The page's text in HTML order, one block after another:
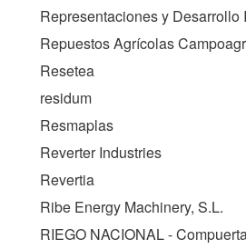
Representaciones y Desarrollo
Repuestos Agrícolas
Resetea
residum
Resmaplas
Reverter Industries
Revertia
Ribe Energy Machinery, S.L.
RIEGO NACIONAL -